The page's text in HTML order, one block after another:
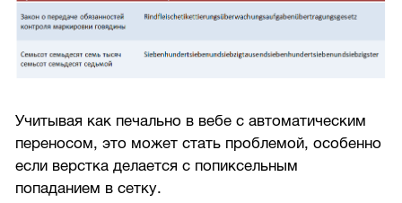
Учитывая как печально в вебе с автоматическим
переносом, это может стать проблемой, особенно
если верстка делается с попиксельным
попаданием в сетку.